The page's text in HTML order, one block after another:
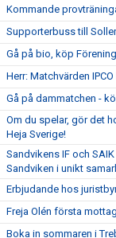
Kommande
Supporterbuss till
Gå på bio, köp
Herr: Matchvärden
Gå på dammatchen -
Om du spelar, gör det
Heja Sverige!
Sandvikens IF och
Sandviken i unikt
Erbjudande hos
Freja Olén första
Boka in sommaren i